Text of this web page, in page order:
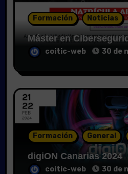
Formación Noticias
Máster en
coitic-web 30 de
Formación General
digiON Canarias 2024
coitic-web 30 de